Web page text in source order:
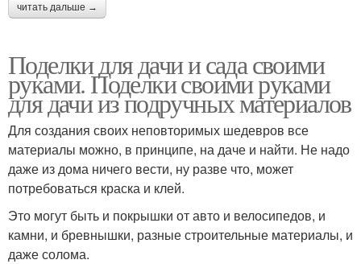
читать дальше →
Поделки для дачи и сада своими
руками. Поделки своими руками
для дачи из подручных материалов
Для создания своих неповторимых шедевров все
материалы можно, в принципе, на даче и найти. Не надо
даже из дома ничего вести, ну разве что, может
потребоваться краска и клей.
Это могут быть и покрышки от авто и велосипедов, и
камни, и бревнышки, разные строительные материалы, и
даже солома.